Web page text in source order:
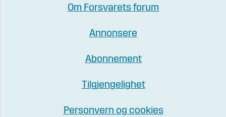
Om Forsvarets forum
Annonsere
Abonnement
Tilgjengelighet
Personvern og cookies